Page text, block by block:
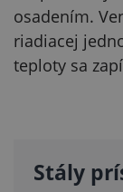
osadením.
riadiacej
teploty sa
Stály